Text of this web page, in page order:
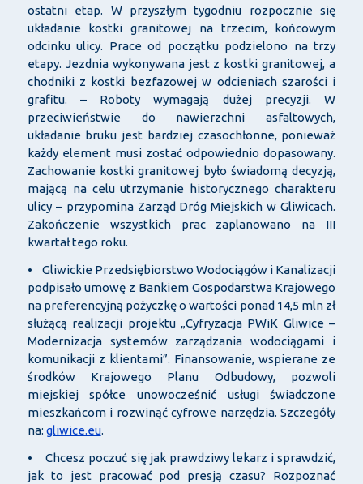
ostatni etap. W przyszłym tygodniu rozpocznie się
układanie kostki granitowej na trzecim, końcowym
odcinku ulicy. Prace od początku podzielono na trzy
etapy. Jezdnia wykonywana jest z kostki granitowej, a
chodniki z kostki bezfazowej w odcieniach szarości i
grafitu. – Roboty wymagają dużej precyzji. W
przeciwieństwie do nawierzchni asfaltowych,
układanie bruku jest bardziej czasochłonne, ponieważ
każdy element musi zostać odpowiednio dopasowany.
Zachowanie kostki granitowej było świadomą decyzją,
mającą na celu utrzymanie historycznego charakteru
ulicy – przypomina Zarząd Dróg Miejskich w Gliwicach.
Zakończenie wszystkich prac zaplanowano na III
kwartał tego roku.
• Gliwickie Przedsiębiorstwo Wodociągów i Kanalizacji
podpisało umowę z Bankiem Gospodarstwa Krajowego
na preferencyjną pożyczkę o wartości ponad 14,5 mln zł
służącą realizacji projektu „Cyfryzacja PWiK Gliwice –
Modernizacja systemów zarządzania wodociągami i
komunikacji z klientami”. Finansowanie, wspierane ze
środków Krajowego Planu Odbudowy, pozwoli
miejskiej spółce unowocześnić usługi świadczone
mieszkańcom i rozwinąć cyfrowe narzędzia. Szczegóły
na: gliwice.eu.
• Chcesz poczuć się jak prawdziwy lekarz i sprawdzić,
jak to jest pracować pod presją czasu? Rozpoznać